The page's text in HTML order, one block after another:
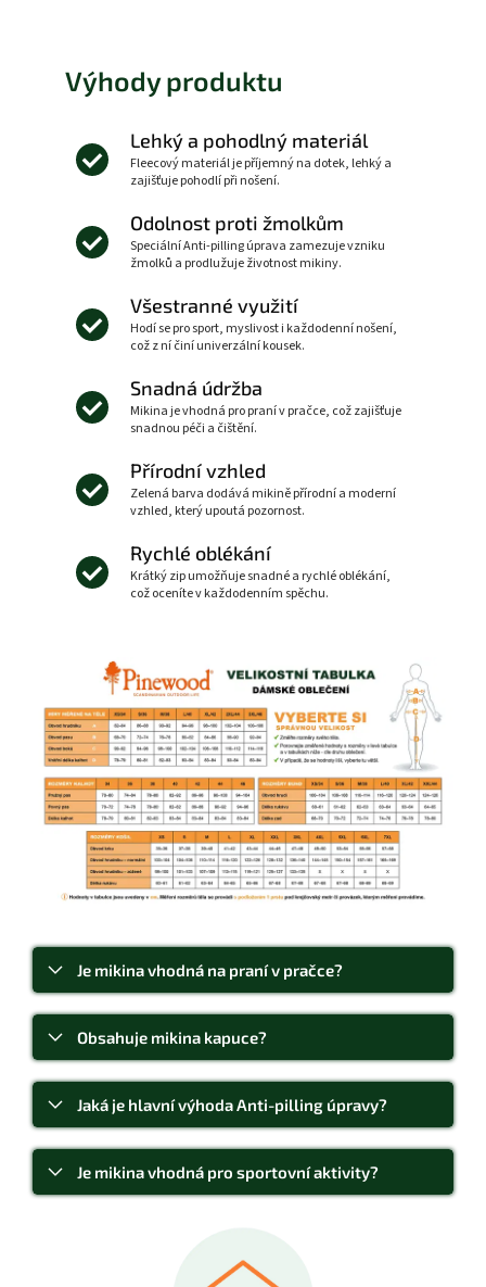
Výhody produktu
Lehký a pohodlný materiál
Fleecový materiál je příjemný na dotek, lehký a
zajišťuje pohodlí při nošení.
Odolnost proti žmolkům
Speciální Anti-pilling úprava zamezuje vzniku
žmolků a prodlužuje životnost mikiny.
Všestranné využití
Hodí se pro sport, myslivost i každodenní nošení,
což z ní činí univerzální kousek.
Snadná údržba
Mikina je vhodná pro praní v pračce, což zajišťuje
snadnou péči a čištění.
Přírodní vzhled
Zelená barva dodává mikině přírodní a moderní
vzhled, který upoutá pozornost.
Rychlé oblékání
Krátký zip umožňuje snadné a rychlé oblékání,
což oceníte v každodenním spěchu.
Je mikina vhodná na praní v pračce?
Obsahuje mikina kapuce?
Jaká je hlavní výhoda Anti-pilling úpravy?
Je mikina vhodná pro sportovní aktivity?